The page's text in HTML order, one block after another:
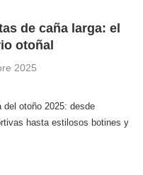
de caña larga: el
otoñal
2025
del otoño 2025: desde
hasta estilosos botines y